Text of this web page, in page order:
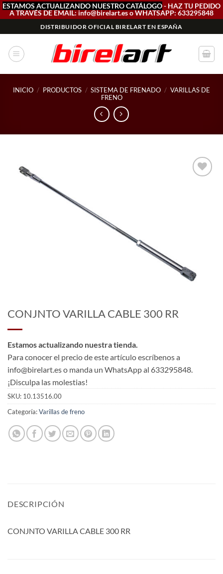
ESTAMOS ACTUALIZANDO NUESTRO CATÁLOGO- HAZ TU PEDIDO
A TRAVÉS DE EMAIL: info@birelart.es o WHATSAPP: 633295848
al
contenido
DISTRIBUIDOR OFICIAL BIRELART EN ESPAÑA
INICIO / PRODUCTOS / SISTEMA DE FRENADO / VARILLAS DE
FRENO
CONJNTO VARILLA CABLE 300 RR
Estamos actualizando nuestra tienda.
Para conocer el precio de este artículo escríbenos a
info@birelart.es o manda un WhatsApp al 633295848.
¡Disculpa las molestias!
SKU: 10.13516.00
Categoría:Varillas de freno
DESCRIPCIÓN
CONJNTO VARILLA CABLE 300 RR